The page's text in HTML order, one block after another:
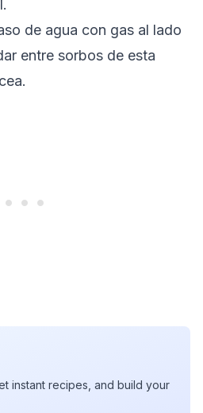
de agua con gas al lado
entre sorbos de esta
instant recipes, and build your